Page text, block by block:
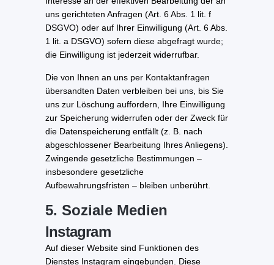
uns gerichteten Anfragen (Art. 6 Abs. 1 lit. f
DSGVO) oder auf Ihrer Einwilligung (Art. 6 Abs.
1 lit. a DSGVO) sofern diese abgefragt wurde;
die Einwilligung ist jederzeit widerrufbar.
Die von Ihnen an uns per Kontaktanfragen
übersandten Daten verbleiben bei uns, bis Sie
uns zur Löschung auffordern, Ihre Einwilligung
zur Speicherung widerrufen oder der Zweck für
die Datenspeicherung entfällt (z. B. nach
abgeschlossener Bearbeitung Ihres Anliegens).
Zwingende gesetzliche Bestimmungen –
insbesondere gesetzliche
Aufbewahrungsfristen – bleiben unberührt.
5. Soziale Medien
Instagram
Auf dieser Website sind Funktionen des
Dienstes Instagram eingebunden. Diese